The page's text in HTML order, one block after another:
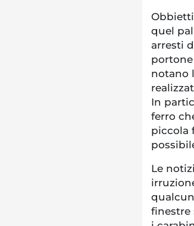
quel
arresti
portone
notano
In
ferro
piccola
Le
finestre